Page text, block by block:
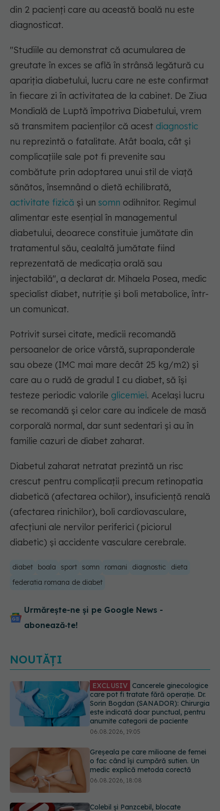
din 2 pacienți care au această boală nu este
diagnosticat.
"Studiile au demonstrat că acumularea de
greutate în exces se află în strânsă legătură cu
apariția diabetului, lucru care ne este confirmat
în fiecare zi în activitatea de la cabinet. De Ziua
Mondială de Luptă împotriva Diabetului, vrem
să transmitem pacienţilor că acest diagnostic
nu reprezintă o fatalitate. Atât boala, cât și
complicațiile sale pot fi prevenite sau
combătute prin adoptarea unui stil de viață
sănătos, însemnând o dietă echilibrată,
activitate fizică și un somn odihnitor. Regimul
alimentar este esențial în managementul
diabetului, deoarece constituie jumătate din
tratamentul său, cealaltă jumătate fiind
reprezentată de medicaţia orală sau
injectabilă", a declarat dr. Mihaela Posea, medic
specialist diabet, nutriţie şi boli metabolice, într-
un comunicat.
Potrivit sursei citate, medicii recomandă
persoanelor de orice vârstă, supraponderale
sau obeze (IMC mai mare decât 25 kg/m2) și
care au o rudă de gradul I cu diabet, să își
testeze periodic valorile glicemiei. Acelaşi lucru
se recomandă şi celor care au indicele de masă
corporală normal, dar sunt sedentari şi au în
familie cazuri de diabet zaharat.
Diabetul zaharat netratat prezintă un risc
crescut pentru complicații precum retinopatia
diabetică (afectarea ochilor), insuficiență renală
(afectarea rinichilor), boli cardiovasculare,
afecțiuni ale nervilor periferici (piciorul
diabetic) şi accidente vasculare cerebrale.
diabet boala sport somn romani diagnostic
dieta
federatia romana de diabet
Urmărește-ne și pe Google News -
abonează‑te!
NOUTĂȚI
Greșeala pe care milioane de femei
o fac când își cumpără sutien. Un
medic explică metoda corectă
06.08.2026, 18:08
Colebil și Panzcebil, blocate
temporar în farmacii. ANMDMR
explică de ce a luat măsura
06.08.2026, 16:37
Cum aleg medicii combinația